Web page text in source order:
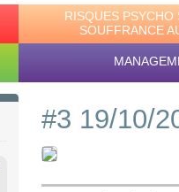
RISQUES PSYCHO
SOUFFRANCE
#3 19/10/